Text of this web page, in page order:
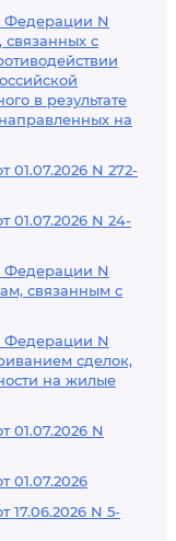
Федерации N
связанных с
в результате
на
N 272-
01.07.2026 N 24-
Федерации N
связанным с
Федерации N
сделок,
на жилые
01.07.2026 N
01.07.2026
N 5-